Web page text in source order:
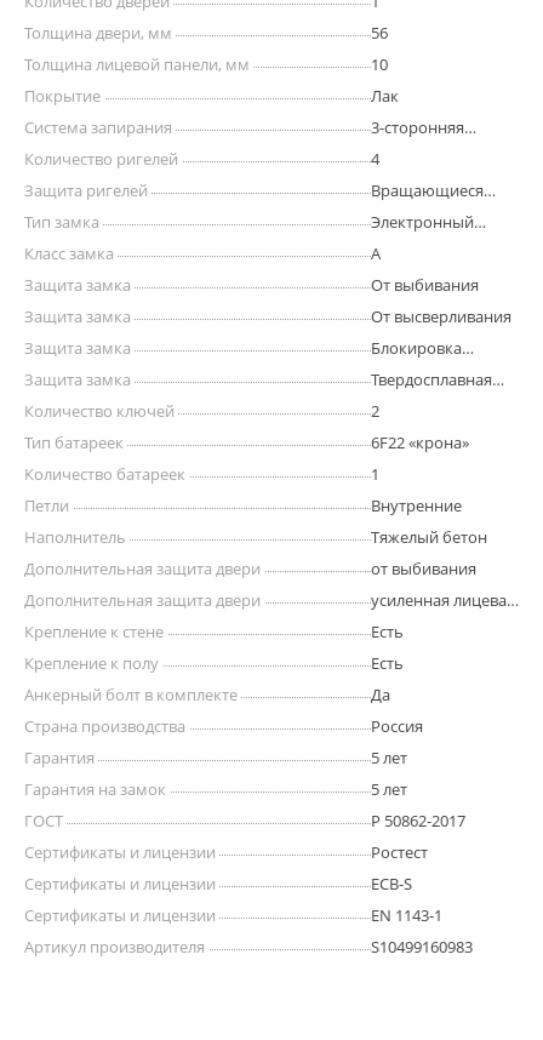
Толщина двери, мм
56
Толщина лицевой панели, мм
10
Покрытие
Лак
Система запирания
3-сторонняя
Количество ригелей
4
Защита ригелей
Вращающиеся
Тип замка
Электронный
Класс замка
A
Защита замка
От выбивания
Защита замка
От высверливания
Защита замка
Блокировка
выбивании
Защита замка
Твердосплавная
Количество ключей
2
Тип батареек
6F22 «крона»
Количество батареек
1
Петли
Внутренние
Наполнитель
Тяжелый бетон
Дополнительная защита двери
от выбивания
Дополнительная защита двери
усиленная лицевая
Крепление к стене
Есть
Крепление к полу
Есть
Анкерный болт в комплекте
Да
Страна производства
Россия
Гарантия
5 лет
Гарантия на замок
5 лет
ГОСТ
Р 50862-2017
Сертификаты и лицензии
Ростест
Сертификаты и лицензии
ECB-S
Сертификаты и лицензии
EN 1143-1
Артикул производителя
S10499160983